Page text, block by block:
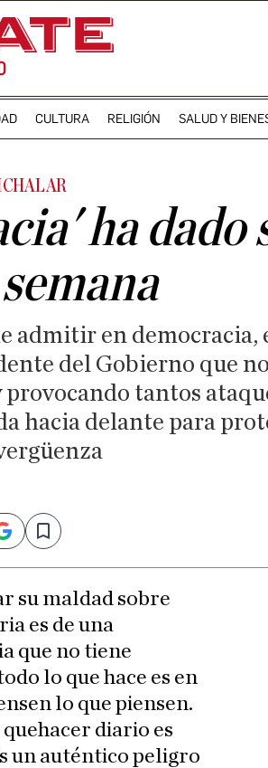
CULTURA RELIGIÓN SALUD Y
ha dado
admitir en democracia,
del Gobierno que
tantos
hacia delante para
Save
su maldad sobre
es de una
que no tiene
lo que hace es en
lo que piensen.
diario es
un auténtico peligro